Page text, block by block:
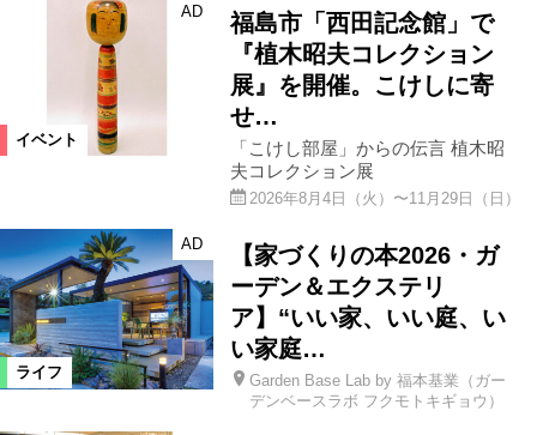
イベント
AD
福島市「西田記念館」で
『植木昭夫コレクション
展』を開催。こけしに寄
せ…
「こけし部屋」からの伝言 植木昭
夫コレクション展
2026年8月4日（火）〜11月29日（日）
ライフ
AD
【家づくりの本2026・ガ
ーデン＆エクステリ
ア】“いい家、いい庭、い
い家庭…
Garden Base Lab by 福本基業（ガー
デンベースラボ フクモトキギョウ）